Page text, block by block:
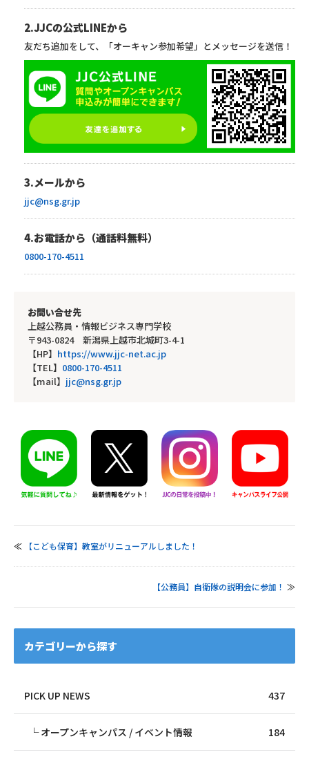
2.JJCの公式LINEから
友だち追加をして、「オーキャン参加希望」とメッセージを送信！
3.メールから
jjc@nsg.gr.jp
4.お電話から（通話料無料）
0800-170-4511
お問い合せ先
上越公務員・情報ビジネス専門学校
〒943-0824 新潟県上越市北城町3-4-1
【HP】 https://www.jjc-net.ac.jp
【TEL】 0800-170-4511
【mail】 jjc@nsg.gr.jp
≪ 【こども保育】教室がリニューアルしました！
【公務員】自衛隊の説明会に参加！ ≫
カテゴリーから探す
PICK UP NEWS 437
オープンキャンパス / イベント情報 184